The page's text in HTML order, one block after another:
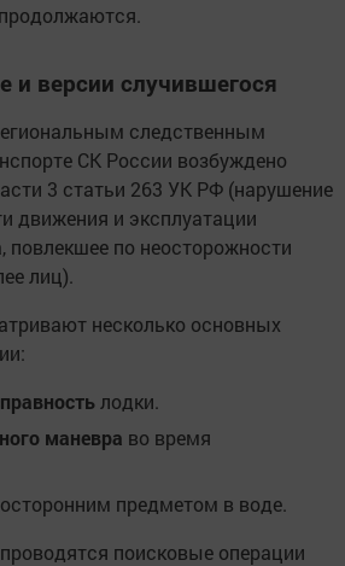
и версии случившегося
следственным
СК России возбуждено
3 статьи 263 УК РФ (нарушение
движения и эксплуатации
повлекшее по неосторожности
лиц).
несколько основных
лодки.
маневра во время
предметом в воде.
поисковые операции